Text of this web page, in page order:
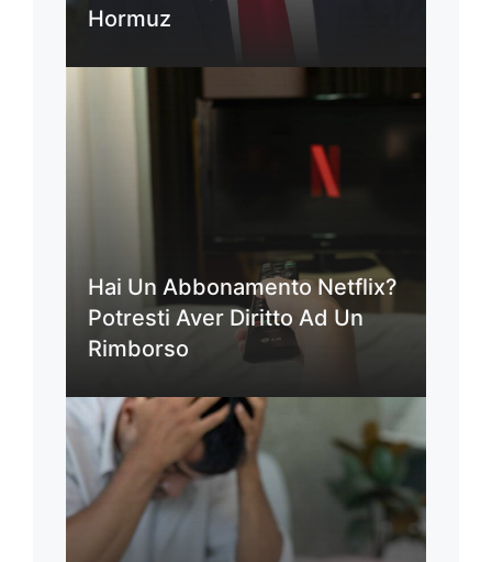
Hormuz
Hai Un Abbonamento Netflix?
Potresti Aver Diritto Ad Un
Rimborso